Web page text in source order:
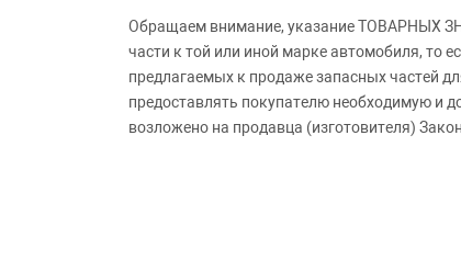
Обращаем внимание, указание ТОВАРНЫХ
части к той или иной марке автомобиля, то
предлагаемых к продаже запасных частей
предоставлять покупателю необходимую и
возложено на продавца (изготовителя)